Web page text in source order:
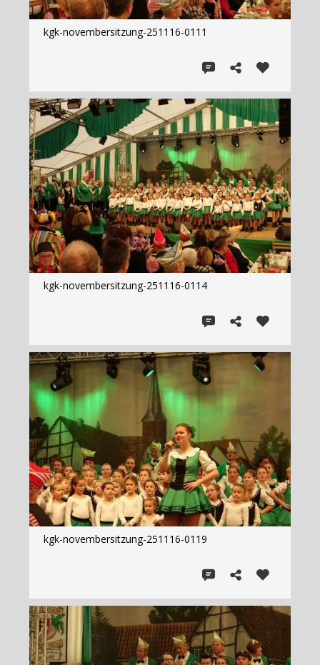
kgk-novembersitzung-251116-0111
kgk-novembersitzung-251116-0114
kgk-novembersitzung-251116-0119